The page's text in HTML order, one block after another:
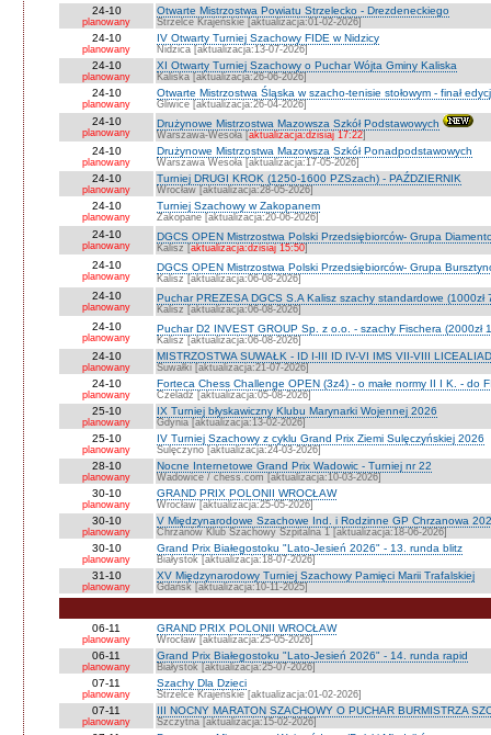
24-10
planowany
Otwarte Mistrzostwa Powiatu Strzelecko - Drezdeneckiego
Strzelce Krajeńskie [aktualizacja:01-02-2026]
24-10
planowany
IV Otwarty Turniej Szachowy FIDE w Nidzicy
Nidzica [aktualizacja:13-07-2026]
24-10
planowany
XI Otwarty Turniej Szachowy o Puchar Wójta Gminy Kaliska
Kaliska [aktualizacja:26-06-2026]
24-10
planowany
Otwarte Mistrzostwa Śląska w szacho-tenisie stołowym - finał
Gliwice [aktualizacja:26-04-2026]
24-10
planowany
Drużynowe Mistrzostwa Mazowsza Szkół Podstawowych
Warszawa-Wesoła [aktualizacja:dzisiaj 17:22]
24-10
planowany
Drużynowe Mistrzostwa Mazowsza Szkół Ponadpodstawowych
Warszawa Wesoła [aktualizacja:17-05-2026]
24-10
planowany
Turniej DRUGI KROK (1250-1600 PZSzach) - PAŹDZIERNIK
Wrocław [aktualizacja:28-05-2026]
24-10
planowany
Turniej Szachowy w Zakopanem
Zakopane [aktualizacja:20-06-2026]
24-10
planowany
DGCS OPEN Mistrzostwa Polski Przedsiębiorców- Grupa
Kalisz [aktualizacja:dzisiaj 15:50]
24-10
planowany
DGCS OPEN Mistrzostwa Polski Przedsiębiorców- Grupa
Kalisz [aktualizacja:06-08-2026]
24-10
planowany
Puchar PREZESA DGCS S.A Kalisz szachy standardowe (1000zł
Kalisz [aktualizacja:06-08-2026]
24-10
planowany
Puchar D2 INVEST GROUP Sp. z o.o. - szachy Fischera (2000zł
Kalisz [aktualizacja:06-08-2026]
24-10
planowany
MISTRZOSTWA SUWAŁK - ID I-III ID IV-VI IMS VII-VIII
Suwałki [aktualizacja:21-07-2026]
24-10
planowany
Forteca Chess Challenge OPEN (3z4) - o małe normy II I K. - do
Czeladź [aktualizacja:05-08-2026]
25-10
planowany
IX Turniej błyskawiczny Klubu Marynarki Wojennej 2026
Gdynia [aktualizacja:13-02-2026]
25-10
planowany
IV Turniej Szachowy z cyklu Grand Prix Ziemi Sulęczyńskiej 2026
Sulęczyno [aktualizacja:24-03-2026]
28-10
planowany
Nocne Internetowe Grand Prix Wadowic - Turniej nr 22
Wadowice / chess.com [aktualizacja:10-03-2026]
30-10
planowany
GRAND PRIX POLONII WROCŁAW
Wrocław [aktualizacja:25-05-2026]
30-10
planowany
V Międzynarodowe Szachowe Ind. i Rodzinne GP Chrzanowa
Chrzanów Klub Szachowy Szpitalna 1 [aktualizacja:18-06-2026]
30-10
planowany
Grand Prix Białegostoku "Lato-Jesień 2026" - 13. runda blitz
Białystok [aktualizacja:18-07-2026]
31-10
planowany
XV Międzynarodowy Turniej Szachowy Pamięci Marii Trafalskiej
Gdańsk [aktualizacja:10-11-2025]
06-11
planowany
GRAND PRIX POLONII WROCŁAW
Wrocław [aktualizacja:25-05-2026]
06-11
planowany
Grand Prix Białegostoku "Lato-Jesień 2026" - 14. runda rapid
Białystok [aktualizacja:25-07-2026]
07-11
planowany
Szachy Dla Dzieci
Strzelce Krajeńskie [aktualizacja:01-02-2026]
07-11
planowany
III NOCNY MARATON SZACHOWY O PUCHAR BURMISTRZA
Szczytna [aktualizacja:15-02-2026]